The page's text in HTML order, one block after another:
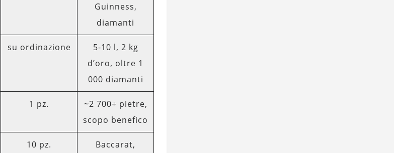
Guinness,
diamanti
su ordinazione
5-10 l, 2 kg
d’oro, oltre 1
000 diamanti
1 pz.
~2 700+ pietre,
scopo benefico
10 pz.
Baccarat,